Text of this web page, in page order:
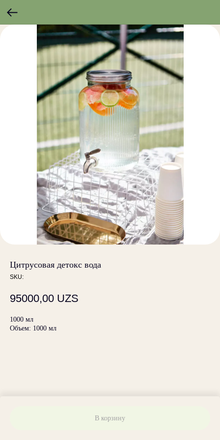
Цитрусовая детокс вода
SKU:
95000,00 UZS
В корзину
1000 мл
Объем: 1000 мл